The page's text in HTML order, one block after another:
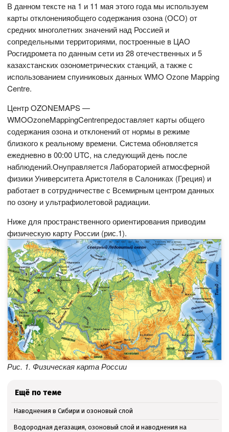
В данном тексте на 1 и 11 мая этого года мы используем
карты отклоненияобщего содержания озона (ОСО) от
средних многолетних значений над Россией и
сопредельными территориями, построенные в ЦАО
Росгидромета по данным сети из 28 отечественных и 5
казахстанских озонометрических станций, а также с
использованием спуиниковых данных WMO Ozone Mapping
Centre.
Центр OZONEMAPS —
WMOOzoneMappingCentreпредоставляет карты общего
содержания озона и отклонений от нормы в режиме
близкого к реальному времени. Система обновляется
ежедневно в 00:00 UTC, на следующий день после
наблюдений.Онуправляется Лабораторией атмосферной
физики Университета Аристотеля в Салониках (Греция) и
работает в сотрудничестве с Всемирным центром данных
по озону и ультрафиолетовой радиации.
Ниже для пространственного ориентирования приводим
физическую карту России (рис.1).
Рис. 1. Физическая карта России
Ещё по теме
Наводнения в Сибири и озоновый слой
Водородная дегазация, озоновый слой и наводнения на